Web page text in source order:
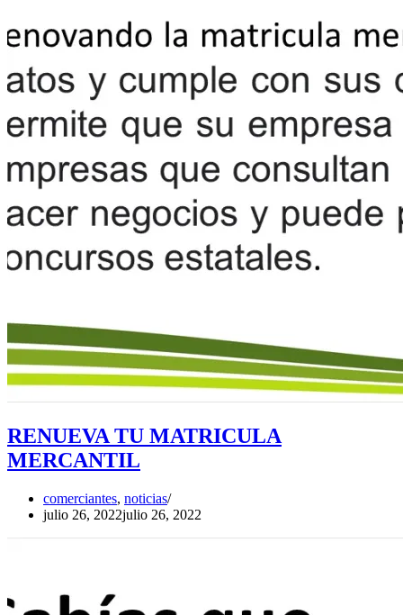
RENUEVA TU MATRICULA
MERCANTIL
comerciantes, noticias
julio 26, 2022julio 26, 2022